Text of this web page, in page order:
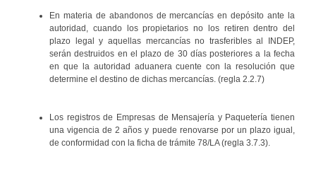
En materia de abandonos de mercancías en depósito ante la
autoridad, cuando los propietarios no los retiren dentro del
plazo legal y aquellas mercancías no trasferibles al INDEP,
serán destruidos en el plazo de 30 días posteriores a la fecha
en que la autoridad aduanera cuente con la resolución que
determine el destino de dichas mercancías. (regla 2.2.7)
Los registros de Empresas de Mensajería y Paquetería tienen
una vigencia de 2 años y puede renovarse por un plazo igual,
de conformidad con la ficha de trámite 78/LA (regla 3.7.3).